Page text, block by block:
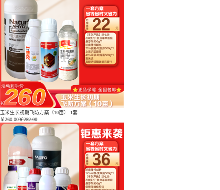
玉米生长初期飞防方案（10亩） 1套
￥260.00￥282.00